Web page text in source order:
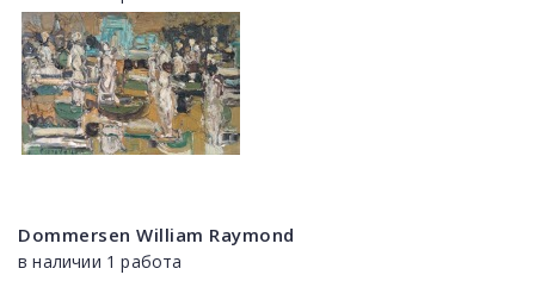
Dommersen William Raymond
в наличии 1 работа